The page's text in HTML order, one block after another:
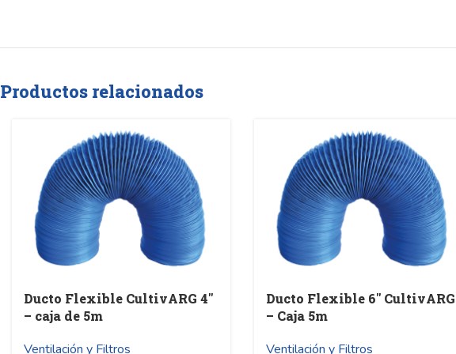
Productos relacionados
Ducto Flexible CultivARG 4″
– caja de 5m
Ventilación y Filtros
Ducto Flexible 6″ CultivARG
– Caja 5m
Ventilación y Filtros